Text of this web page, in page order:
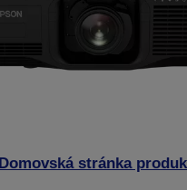
Domovská stránka